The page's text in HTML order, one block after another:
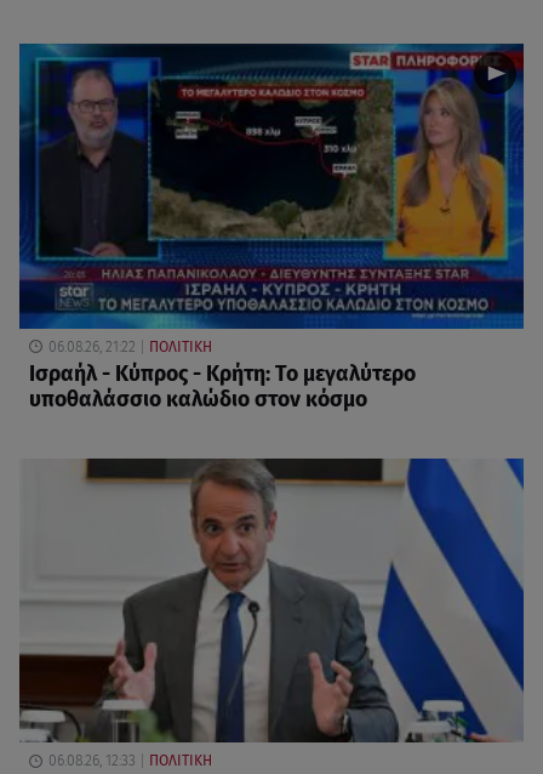
06.08.26, 21:22 ΠΟΛΙΤΙΚΗ
Ισραήλ - Κύπρος - Κρήτη: Το μεγαλύτερο
υποθαλάσσιο καλώδιο στον κόσμο
06.08.26, 12:33 ΠΟΛΙΤΙΚΗ